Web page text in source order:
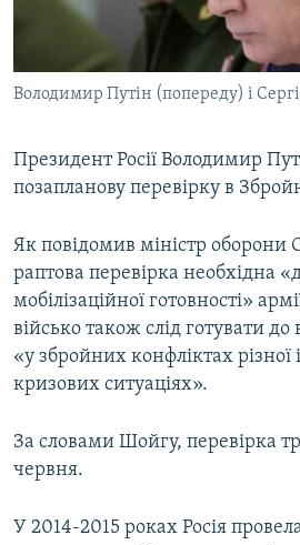
ВІДЕОУРОКИ «ELIFBE»
СВІДЧЕННЯ ОКУПАЦІЇ
УКРАЇНСЬКА ПРОБЛЕМА КРИМУ
Qırımtatar
Усі сайти RFE/RL
Володимир Путін (попереду) і
Президент Росії Володимир
позапланову перевірку в
Як повідомив міністр оборони
раптова перевірка необхідна
мобілізаційної готовності»
військо також слід готувати
«у збройних конфліктах різної
кризових ситуаціях».
За словами Шойгу, перевірка
червня.
У 2014-2015 роках Росія